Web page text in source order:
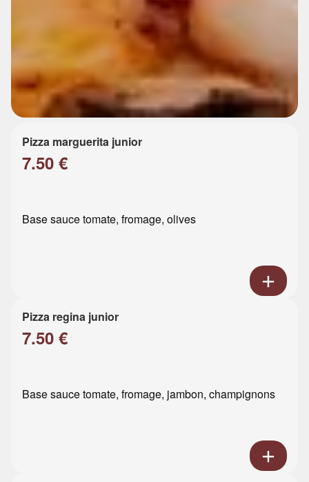
Pizza marguerita junior
7.50 €
Base sauce tomate, fromage, olives
Pizza regina junior
7.50 €
Base sauce tomate, fromage, jambon, champignons